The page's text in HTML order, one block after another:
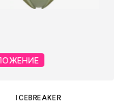
ICEBREAKER